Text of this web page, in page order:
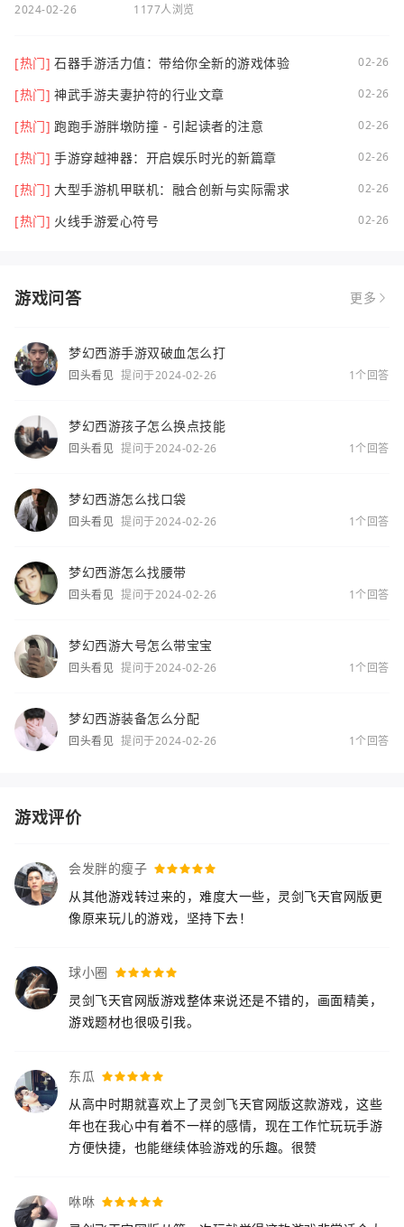
2024-02-26 1177人浏览
[热门] 石器手游活力值：带给你全新的游戏体验 02-26
[热门] 神武手游夫妻护符的行业文章 02-26
[热门] 跑跑手游胖墩防撞 - 引起读者的注意 02-26
[热门] 手游穿越神器：开启娱乐时光的新篇章 02-26
[热门] 大型手游机甲联机：融合创新与实际需求 02-26
[热门] 火线手游爱心符号 02-26
游戏问答 更多
梦幻西游手游双破血怎么打
回头看见 提问于2024-02-26 1个回答
梦幻西游孩子怎么换点技能
回头看见 提问于2024-02-26 1个回答
梦幻西游怎么找口袋
回头看见 提问于2024-02-26 1个回答
梦幻西游怎么找腰带
回头看见 提问于2024-02-26 1个回答
梦幻西游大号怎么带宝宝
回头看见 提问于2024-02-26 1个回答
梦幻西游装备怎么分配
回头看见 提问于2024-02-26 1个回答
游戏评价
会发胖的瘦子
从其他游戏转过来的，难度大一些，灵剑飞天官网版更
像原来玩儿的游戏，坚持下去！
球小圈
灵剑飞天官网版游戏整体来说还是不错的，画面精美，
游戏题材也很吸引我。
东瓜
从高中时期就喜欢上了灵剑飞天官网版这款游戏，这些
年也在我心中有着不一样的感情，现在工作忙玩玩手游
方便快捷，也能继续体验游戏的乐趣。很赞
咻咻